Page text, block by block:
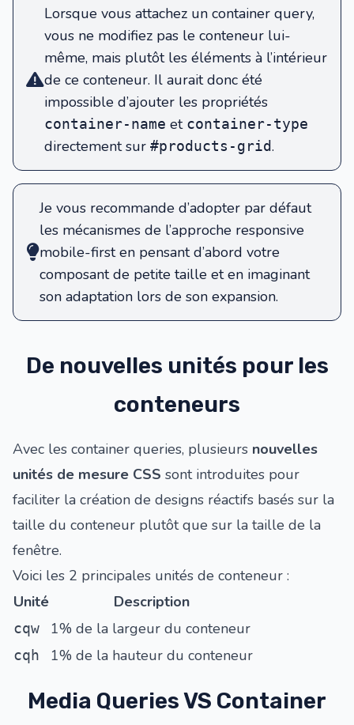
Lorsque vous attachez un container query,
vous ne modifiez pas le conteneur lui-
même, mais plutôt les éléments à l’intérieur
de ce conteneur. Il aurait donc été
impossible d’ajouter les propriétés
container-name et container-type
directement sur #products-grid.
Je vous recommande d’adopter par défaut
les mécanismes de l’approche responsive
mobile-first en pensant d’abord votre
composant de petite taille et en imaginant
son adaptation lors de son expansion.
De nouvelles unités pour les
conteneurs
Avec les container queries, plusieurs nouvelles
unités de mesure CSS sont introduites pour
faciliter la création de designs réactifs basés sur la
taille du conteneur plutôt que sur la taille de la
fenêtre.
Voici les 2 principales unités de conteneur :
Unité
Description
cqw 1% de la largeur du conteneur
cqh 1% de la hauteur du conteneur
Media Queries VS Container